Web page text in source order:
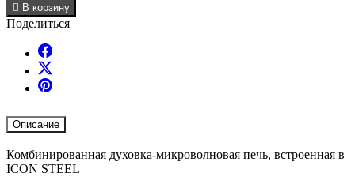
 В корзину
Поделиться
Описание
Комбинированная духовка-микроволновая печь, встроенная в
ICON STEEL